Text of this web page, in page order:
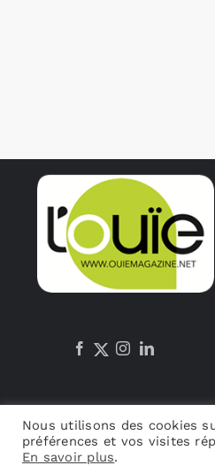
Nous utilisons des cookies
préférences et vos visites
En savoir plus.